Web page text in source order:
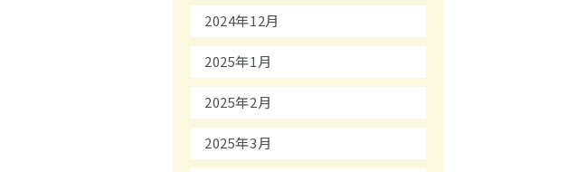
2024年12月
2025年1月
2025年2月
2025年3月